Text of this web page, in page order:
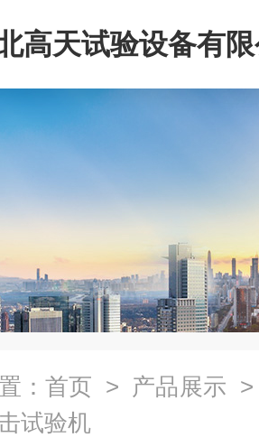
高天试验设备有
： 首页 > 产品展示
试验机